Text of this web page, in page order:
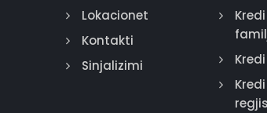
Lokacionet
Kontakti
Sinjalizimi